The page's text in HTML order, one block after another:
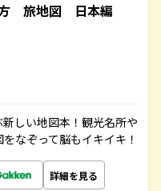
方 旅地図 日本編
しい地図本！観光名所や
なぞって脳もイキイキ！
詳細を見る